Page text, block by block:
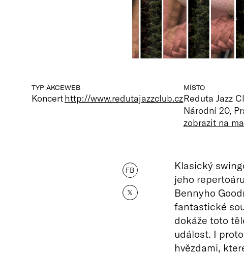
TYP AKCE
Koncert
WEB
http://www.redutajazzclub.cz
MÍSTO
Reduta Jazz
Národní 20,
zobrazit na
FB
𝕏
Klasický
jeho
Bennyho
fantastické
dokáže toto
událost. I
hvězdami,